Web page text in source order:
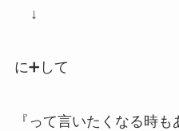
↓
に➕して
『って言いたくなる時も